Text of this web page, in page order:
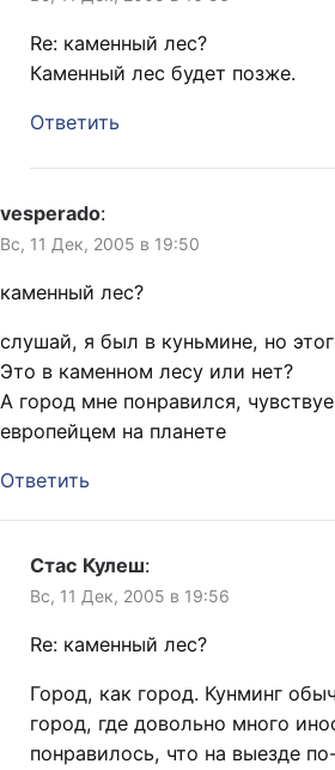
Re: каменный лес?
Каменный лес будет позже.
Ответить
vesperado:
Вс, 11 Дек, 2005 в 19:50
каменный лес?
слушай, я был в куньмине, но
Это в каменном лесу или нет?
А город мне понравился,
европейцем на планете
Ответить
Стас Кулеш:
Вс, 11 Дек, 2005 в 19:56
Re: каменный лес?
Город, как город. Кунминг
город, где довольно много
понравилось, что на выезде